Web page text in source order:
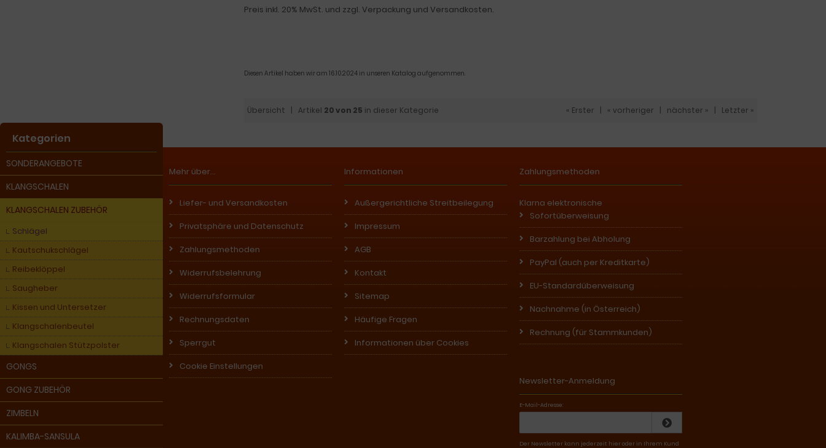
Preis inkl. 20% MwSt. und zzgl. Verpackung und Versandkosten.
Diesen Artikel haben wir am 16.10.2024 in unseren Katalog aufgenommen.
Übersicht | Artikel 20 von 25 in dieser Kategorie « Erster « vorheriger nächster » Letzter »
Kategorien
SONDERANGEBOTE
KLANGSCHALEN
KLANGSCHALEN ZUBEHÖR
Schlägel
Kautschukschlägel
Reibeklöppel
Saugheber
Kissen und Untersetzer
Klangschalenbeutel
Klangschalen Stützpolster
GONGS
GONG ZUBEHÖR
ZIMBELN
KALIMBA-SANSULA
Mehr über...
Liefer- und Versandkosten
Privatsphäre und Datenschutz
Zahlungsmethoden
Widerrufsbelehrung
Widerrufsformular
Rechnungsdaten
Sperrgut
Cookie Einstellungen
Informationen
Außergerichtliche Streitbeilegung
Impressum
AGB
Kontakt
Sitemap
Häufige Fragen
Informationen über Cookies
Zahlungsmethoden
Klarna elektronische
Sofortüberweisung
Barzahlung bei Abholung
PayPal (auch per Kreditkarte)
EU-Standardüberweisung
Nachnahme (in Österreich)
Rechnung (für Stammkunden)
Newsletter-Anmeldung
E-Mail-Adresse:
Der Newsletter kann jederzeit hier oder in Ihrem Kund